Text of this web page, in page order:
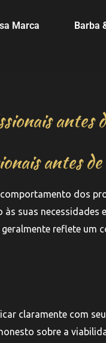
Marca Barba
antes
antes
dos
suas necessidades
reflete um
claramente com
sobre a